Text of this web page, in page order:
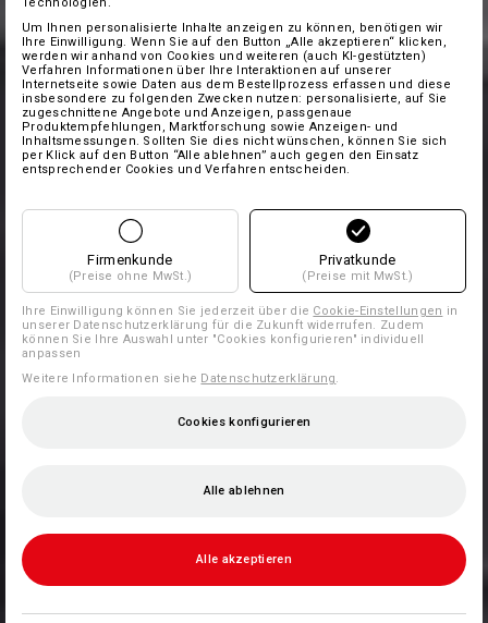
Um Ihnen personalisierte Inhalte anzeigen zu können, benötigen wir
Ihre Einwilligung. Wenn Sie auf den Button „Alle akzeptieren“ klicken,
werden wir anhand von Cookies und weiteren (auch KI-gestützten)
Verfahren Informationen über Ihre Interaktionen auf unserer
Internetseite sowie Daten aus dem Bestellprozess erfassen und diese
insbesondere zu folgenden Zwecken nutzen: personalisierte, auf Sie
zugeschnittene Angebote und Anzeigen, passgenaue
Produktempfehlungen, Marktforschung sowie Anzeigen- und
Inhaltsmessungen. Sollten Sie dies nicht wünschen, können Sie sich
per Klick auf den Button “Alle ablehnen” auch gegen den Einsatz
entsprechender Cookies und Verfahren entscheiden.
Firmenkunde
(Preise ohne MwSt.)
Privatkunde
(Preise mit MwSt.)
Ihre Einwilligung können Sie jederzeit über die Cookie-Einstellungen in
unserer Datenschutzerklärung für die Zukunft widerrufen. Zudem
können Sie Ihre Auswahl unter "Cookies konfigurieren" individuell
anpassen
Weitere Informationen siehe Datenschutzerklärung
Cookies konfigurieren
Alle ablehnen
Alle akzeptieren